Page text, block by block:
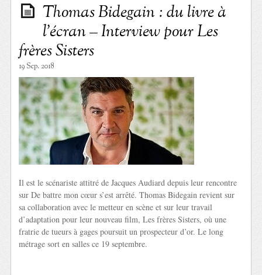
Thomas Bidegain : du livre à
l’écran – Interview pour Les
frères Sisters
19 Sep. 2018
Il est le scénariste attitré de Jacques Audiard depuis leur rencontre
sur De battre mon cœur s’est arrêté. Thomas Bidegain revient sur
sa collaboration avec le metteur en scène et sur leur travail
d’adaptation pour leur nouveau film, Les frères Sisters, où une
fratrie de tueurs à gages poursuit un prospecteur d’or. Le long
métrage sort en salles ce 19 septembre.